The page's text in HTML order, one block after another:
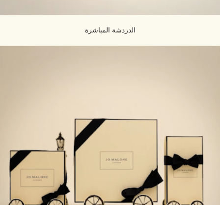
الدردشة المباشرة